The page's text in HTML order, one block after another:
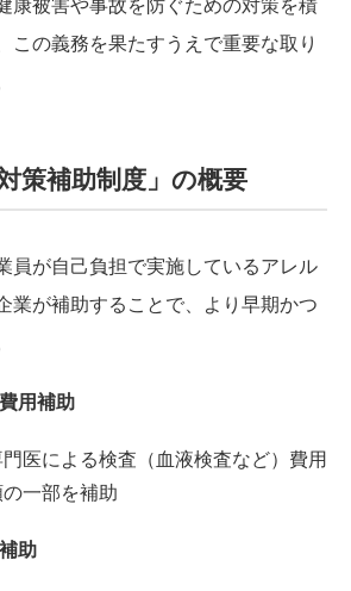
この義務を果たすうえで重要な取り
策補助制度」の概要
員が自己負担で実施しているアレル
業が補助することで、より早期かつ
用補助
医による検査（血液検査など）費用
一部を補助
助